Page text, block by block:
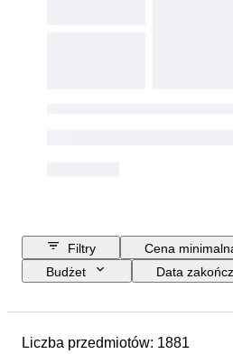
Filtry
Cena
Budżet
Data
Kraj pochodzenia
Liczba przedmiotów: 1881